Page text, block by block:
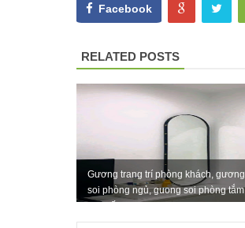
Facebook
RELATED POSTS
Gương trang trí phòng khách, gương
soi phòng ngủ, guong soi phòng tắm